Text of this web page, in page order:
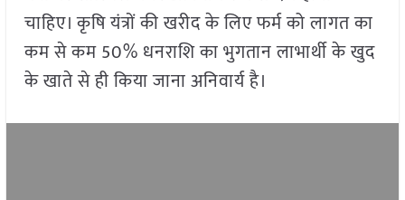
चाहिए। कृषि यंत्रों की खरीद के लिए फर्म को लागत का
कम से कम 50% धनराशि का भुगतान लाभार्थी के खुद
के खाते से ही किया जाना अनिवार्य है।